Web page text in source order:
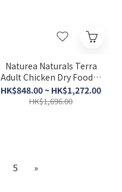
Naturea Naturals Terra
Adult Chicken Dry Food．
2kg/12kg
HK$848.00 ~ HK$1,272.00
HK$1,696.00
5 »